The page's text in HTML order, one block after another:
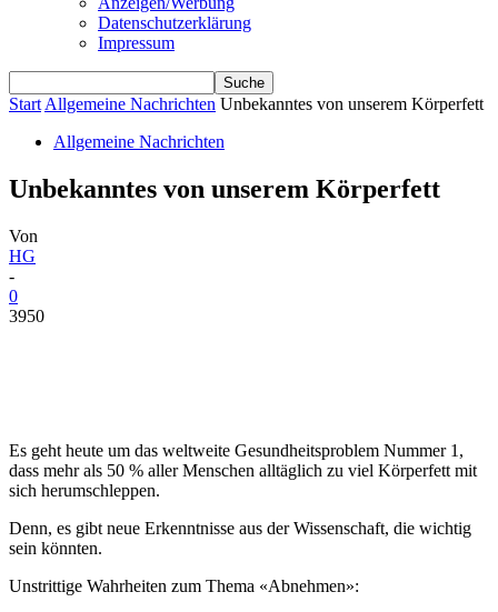
Datenschutzerklärung
Impressum
Start Allgemeine Nachrichten Unbekanntes von unserem Körperfett
Allgemeine Nachrichten
Unbekanntes von unserem Körperfett
Von
HG
-
0
3950
Es geht heute um das weltweite Gesundheitsproblem Nummer 1,
dass mehr als 50 % aller Menschen alltäglich zu viel Körperfett mit
sich herumschleppen.
Denn, es gibt neue Erkenntnisse aus der Wissenschaft, die wichtig
sein könnten.
Unstrittige Wahrheiten zum Thema «Abnehmen»: